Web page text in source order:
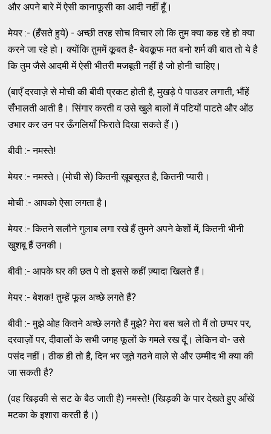
और अपने बारे में ऐसी कानाफ़ूसी का आदी नहीं हूँ।
मेयर :- (हँसते हुये) - अच्‍छी तरह सोच विचार लो कि तुम क्‍या कह रहे हो क्‍या
करने जा रहे हो। क्‍योंकि तुममें कू़बत है- बेवकू़फ मत बनो शर्म की बात तो ये है
कि तुम जैसे आदमी में ऐसी भीतरी मजबूती नहीं है जो होनी चाहिए।
(बाएँ दरवाज़े से मोची की बीवी प्रकट होती है, मुखड़े पे पाउडर लगाती, भौंहें
सँभालती आती है। सिंगार करती व उसे खुले बालों में पटियों पाटते और ओंठ
उभार कर उन पर ऊँगलियाँ फिराते दिखा सकते हैं।)
बीवी :- नमस्‍ते!
मेयर :- नमस्‍ते। (मोची से) कितनी ख़ूबसूरत है, कितनी प्‍यारी।
मोची :- आपको ऐसा लगता है।
मेयर :- कितने सलौने गुलाब लगा रखे हैं तुमने अपने केशों में, कितनी भीनी
खुशबू हैं उनकी।
बीवी :- आपके घर की छत पे तो इससे कहीं ज्‍़यादा खिलते हैं।
मेयर :- बेशक! तुम्‍हें फूल अच्‍छे लगते हैं?
बीवी :- मुझे ओह कितने अच्‍छे लगते हैं मुझे? मेरा बस चले तो मैं तो छप्‍पर पर,
दरवाज़ों पर, दीवालों के सभी जगह फूलों के गमले रख दूँ। लेकिन वो- उसे
पसंद नहीं। ठीक ही तो है, दिन भर जूते गठने वाले से और उम्‍मीद भी क्‍या की
जा सकती है?
(वह खिड़की से सट के बैठ जाती है) नमस्‍ते! (खिड़की के पार देखते हुए आँखें
मटका के इशारा करती है।)